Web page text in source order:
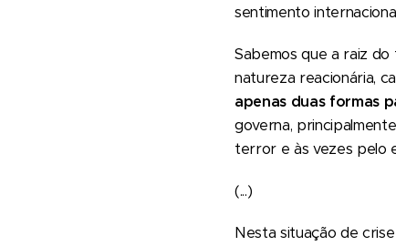
sentimento
Sabemos que a raiz do
natureza reacionária,
apenas duas formas
governa,
terror e às vezes pelo
(...)
Nesta situação de